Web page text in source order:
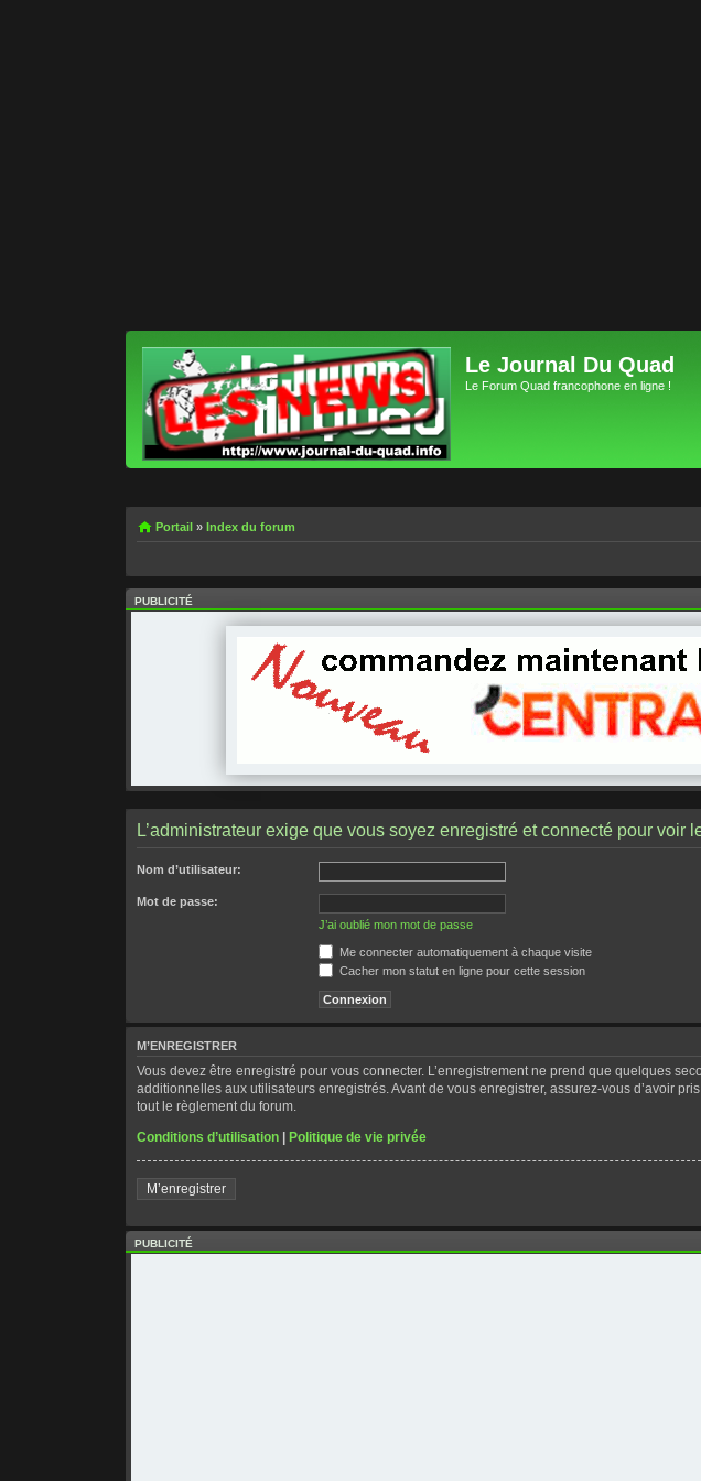
Le Journal Du Quad
Le Forum Quad francophone en ligne !
Portail »Index du forum
PUBLICITÉ
L’administrateur exige que vous soyez enregistré et connecté pour voir
Nom d’utilisateur:
Mot de passe:
J’ai oublié mon mot de passe
Me connecter automatiquement à chaque visite
Cacher mon statut en ligne pour cette session
M’ENREGISTRER
Vous devez être enregistré pour vous connecter. L’enregistrement ne prend que quelques
additionnelles aux utilisateurs enregistrés. Avant de vous enregistrer, assurez-vous d’avoir
tout le règlement du forum.
Conditions d’utilisation
Politique de vie privée
M’enregistrer
PUBLICITÉ